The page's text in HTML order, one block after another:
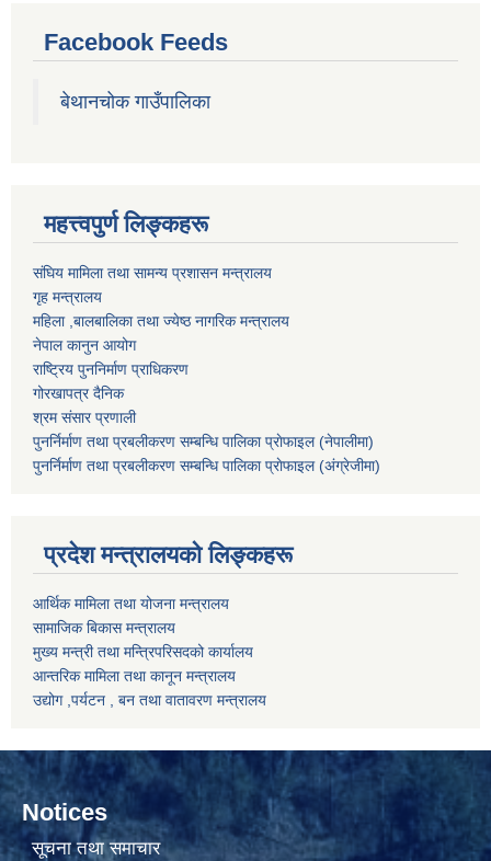
Facebook Feeds
बेथानचोक गाउँपालिका
महत्त्वपुर्ण लिङ्कहरू
संघिय मामिला तथा सामन्य प्रशासन मन्त्रालय
गृह मन्त्रालय
महिला ,बालबालिका तथा ज्येष्ठ नागरिक मन्त्रालय
नेपाल कानुन आयोग
राष्ट्रिय पुननिर्माण प्राधिकरण
गोरखापत्र दैनिक
श्रम संसार प्रणाली
पुनर्निर्माण तथा प्रबलीकरण सम्बन्धि पालिका प्राेफाइल (नेपालीमा)
पुनर्निर्माण तथा प्रबलीकरण सम्बन्धि पालिका प्राेफाइल(अंग्रेजीमा)
प्रदेश मन्त्रालयको लिङ्कहरू
आर्थिक मामिला तथा योजना मन्त्रालय
सामाजिक बिकास मन्त्रालय
मुख्य मन्त्री तथा मन्त्रिपरिसदको कार्यालय
आन्तरिक मामिला तथा कानून मन्त्रालय
उद्योग ,पर्यटन , बन तथा वातावरण मन्त्रालय
Notices
सूचना तथा समाचार